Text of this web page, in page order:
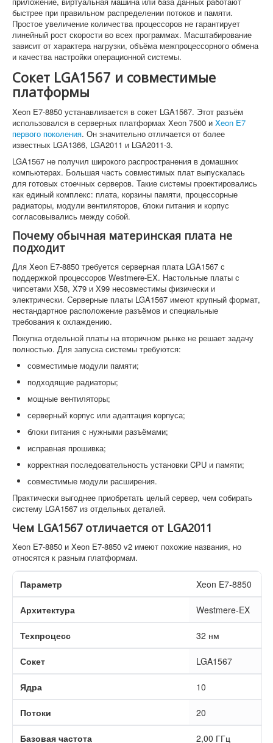
быстрее при правильном распределении потоков и памяти.
Простое увеличение количества процессоров не гарантирует
линейный рост скорости во всех программах. Масштабирование
зависит от характера нагрузки, объёма межпроцессорного обмена
и качества настройки операционной системы.
Сокет LGA1567 и совместимые
платформы
Xeon E7-8850 устанавливается в сокет LGA1567. Этот разъём
использовался в серверных платформах Xeon 7500 и Xeon E7
первого поколения. Он значительно отличается от более
известных LGA1366, LGA2011 и LGA2011-3.
LGA1567 не получил широкого распространения в домашних
компьютерах. Большая часть совместимых плат выпускалась
для готовых стоечных серверов. Такие системы проектировались
как единый комплекс: плата, корзины памяти, процессорные
радиаторы, модули вентиляторов, блоки питания и корпус
согласовывались между собой.
Почему обычная материнская плата не
подходит
Для Xeon E7-8850 требуется серверная плата LGA1567 с
поддержкой процессоров Westmere-EX. Настольные платы с
чипсетами X58, X79 и X99 несовместимы физически и
электрически. Серверные платы LGA1567 имеют крупный формат,
нестандартное расположение разъёмов и специальные
требования к охлаждению.
Покупка отдельной платы на вторичном рынке не решает задачу
полностью. Для запуска системы требуются:
совместимые модули памяти;
подходящие радиаторы;
мощные вентиляторы;
серверный корпус или адаптация корпуса;
блоки питания с нужными разъёмами;
исправная прошивка;
корректная последовательность установки CPU и памяти;
совместимые модули расширения.
Практически выгоднее приобретать целый сервер, чем собирать
систему LGA1567 из отдельных деталей.
Чем LGA1567 отличается от LGA2011
Xeon E7-8850 и Xeon E7-8850 v2 имеют похожие названия, но
относятся к разным платформам.
Параметр Xeon E7-8850
Архитектура Westmere-EX
Техпроцесс 32 нм
Сокет LGA1567
Ядра 10
Потоки 20
Базовая частота 2,00 ГГц